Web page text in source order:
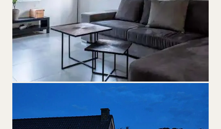
Carrelage, plafonnage, peinture — jusqu'à la dernière couche.